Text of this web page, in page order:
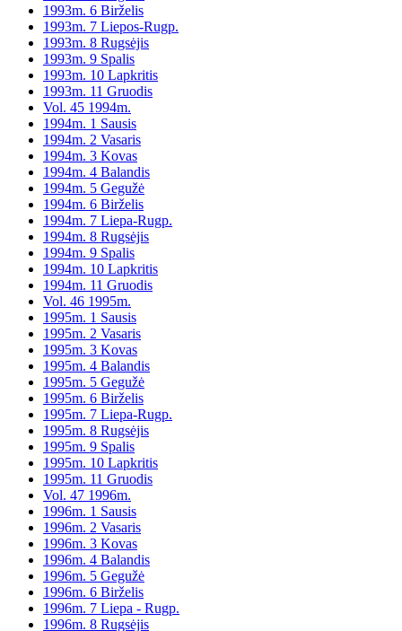
1993m. 6 Birželis
1993m. 7 Liepos-Rugp.
1993m. 8 Rugsėjis
1993m. 9 Spalis
1993m. 10 Lapkritis
1993m. 11 Gruodis
Vol. 45 1994m.
1994m. 1 Sausis
1994m. 2 Vasaris
1994m. 3 Kovas
1994m. 4 Balandis
1994m. 5 Gegužė
1994m. 6 Birželis
1994m. 7 Liepa-Rugp.
1994m. 8 Rugsėjis
1994m. 9 Spalis
1994m. 10 Lapkritis
1994m. 11 Gruodis
Vol. 46 1995m.
1995m. 1 Sausis
1995m. 2 Vasaris
1995m. 3 Kovas
1995m. 4 Balandis
1995m. 5 Gegužė
1995m. 6 Birželis
1995m. 7 Liepa-Rugp.
1995m. 8 Rugsėjis
1995m. 9 Spalis
1995m. 10 Lapkritis
1995m. 11 Gruodis
Vol. 47 1996m.
1996m. 1 Sausis
1996m. 2 Vasaris
1996m. 3 Kovas
1996m. 4 Balandis
1996m. 5 Gegužė
1996m. 6 Birželis
1996m. 7 Liepa - Rugp.
1996m. 8 Rugsėjis